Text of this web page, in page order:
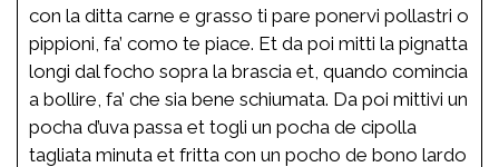
con la ditta carne e grasso ti pare ponervi pollastri o
pippioni, fa’ como te piace. Et da poi mitti la pignatta
longi dal focho sopra la brascia et, quando comincia
a bollire, fa’ che sia bene schiumata. Da poi mittivi un
pocha d’uva passa et togli un pocha de cipolla
tagliata minuta et fritta con un pocho de bono lardo